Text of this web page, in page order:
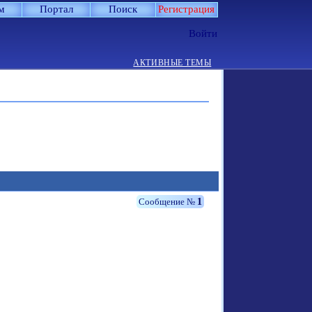
Портал Поиск Регистрация
Войти
АКТИВНЫЕ ТЕМЫ
1